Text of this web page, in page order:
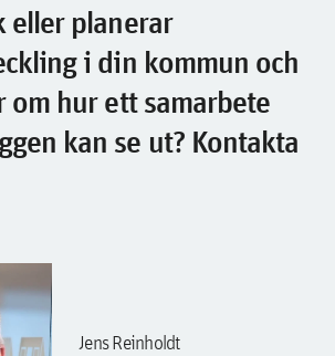
eller planerar
i din kommun och
hur ett samarbete
kan se ut? Kontakta
Jens Reinholdt